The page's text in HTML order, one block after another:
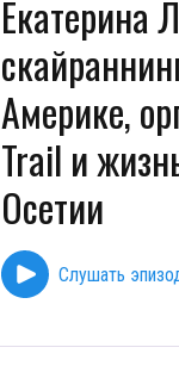
Екатерина
Америке,
Trail и
Осетии
Слушать